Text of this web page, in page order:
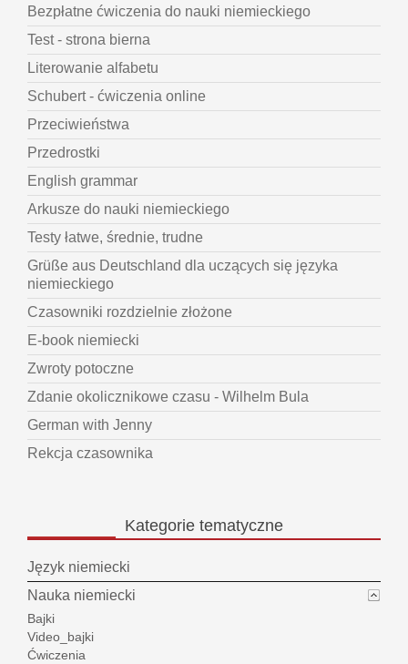
Bezpłatne ćwiczenia do nauki niemieckiego
Test - strona bierna
Literowanie alfabetu
Schubert - ćwiczenia online
Przeciwieństwa
Przedrostki
English grammar
Arkusze do nauki niemieckiego
Testy łatwe, średnie, trudne
Grüße aus Deutschland dla uczących się języka
niemieckiego
Czasowniki rozdzielnie złożone
E-book niemiecki
Zwroty potoczne
Zdanie okolicznikowe czasu - Wilhelm Bula
German with Jenny
Rekcja czasownika
Kategorie tematyczne
Język niemiecki
Nauka niemiecki
Bajki
Video_bajki
Ćwiczenia